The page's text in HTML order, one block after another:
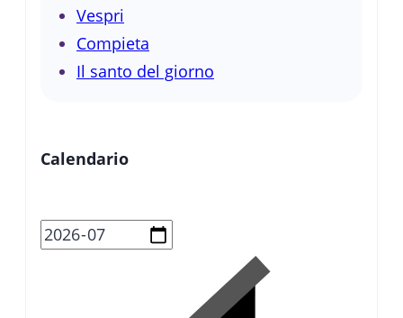
Vespri
Compieta
Il santo del giorno
Calendario